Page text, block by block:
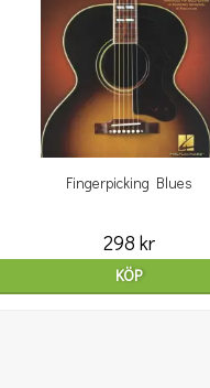
Fingerpicking Blues
298 kr
KÖP